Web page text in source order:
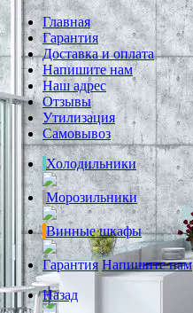
Главная
Гарантия
Доставка и оплата
Напишите нам
Наш адрес
Отзывы
Утилизация
Самовывоз
Холодильники
Морозильники
Винные шкафы
Гарантия Напишите нам
Назад